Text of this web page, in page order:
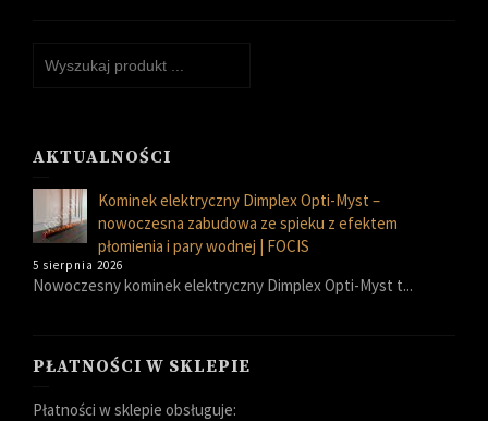
AKTUALNOŚCI
Kominek elektryczny Dimplex Opti-Myst –
nowoczesna zabudowa ze spieku z efektem
płomienia i pary wodnej | FOCIS
5 sierpnia 2026
Nowoczesny kominek elektryczny Dimplex Opti-Myst t...
PŁATNOŚCI W SKLEPIE
Płatności w sklepie obsługuje: